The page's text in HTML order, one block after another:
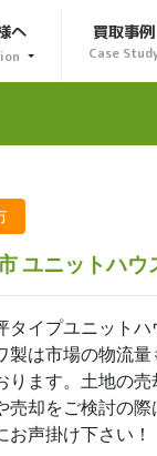
へ 買取事例
Case
ユニットハウ
タイプユニット
製は市場の物流
ります。土地の
売却をご検討の
お声掛け下さい！